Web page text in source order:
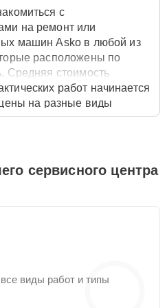
с
на ремонт или
машин Asko в любой из
расположены по
Средняя стоимость
работ начинается
цены на разные виды
Полную
Для расчета итоговой
машины достаточно
сервисного центра
виды работ и типы